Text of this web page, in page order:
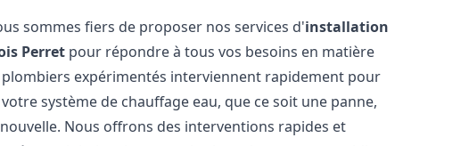
sommes fiers de proposer nos services d'installation
Perret pour répondre à tous vos besoins en matière
expérimentés interviennent rapidement pour
système de chauffage eau, que ce soit une panne,
Nous offrons des interventions rapides et